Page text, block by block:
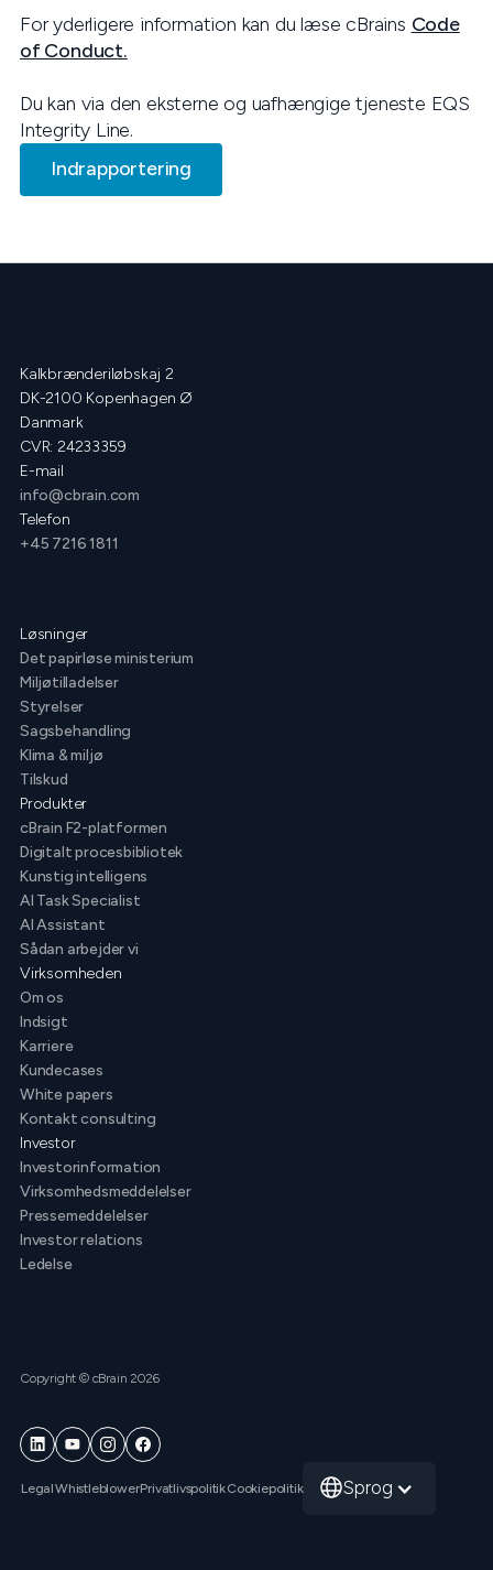
For yderligere information kan du læse cBrains Code
of Conduct.
Du kan via den eksterne og uafhængige tjeneste EQS
Integrity Line.
Indrapportering
Kalkbrænderiløbskaj 2
DK-2100 Kopenhagen Ø
Danmark
CVR: 24233359
E-mail
info@cbrain.com
Telefon
+45 7216 1811
Løsninger
Det papirløse ministerium
Miljøtilladelser
Styrelser
Sagsbehandling
Klima & miljø
Tilskud
Produkter
cBrain F2-platformen
Digitalt procesbibliotek
Kunstig intelligens
AI Task Specialist
AI Assistant
Sådan arbejder vi
Virksomheden
Om os
Indsigt
Karriere
Kundecases
White papers
Kontakt consulting
Investor
Investorinformation
Virksomhedsmeddelelser
Pressemeddelelser
Investor relations
Ledelse
Copyright © cBrain 2026
LegalWhistleblowerPrivatlivspolitikCookiepolitik Sprog